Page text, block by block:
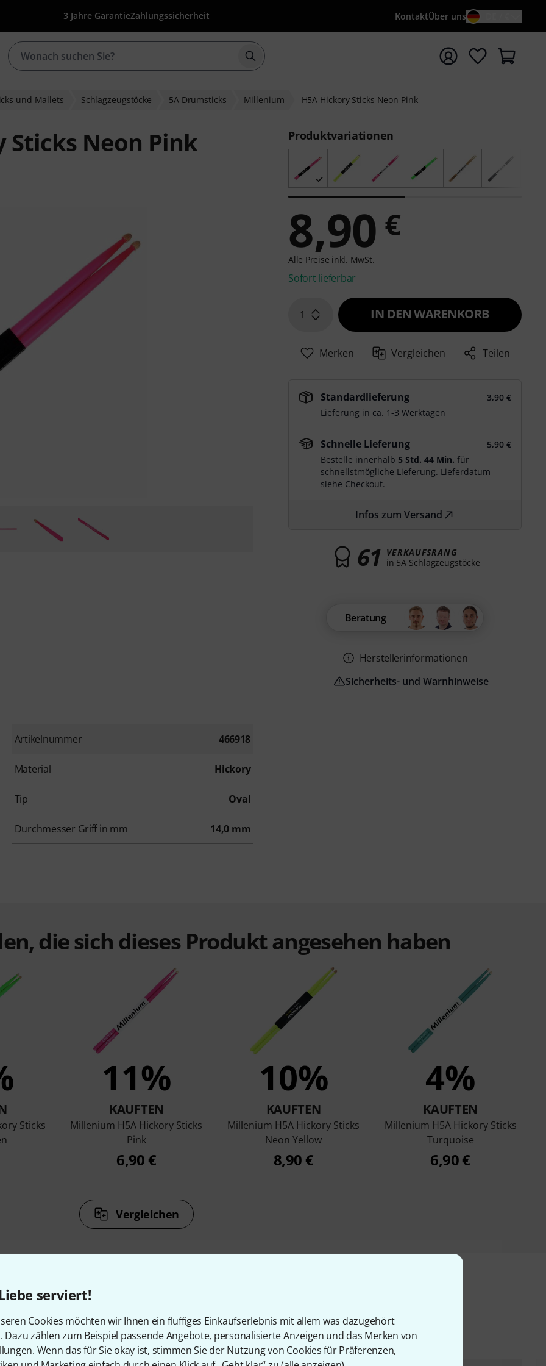
serviert!
Cookies möchten wir Ihnen ein fluffiges Einkaufserlebnis mit allem was dazugehört
Dazu zählen zum Beispiel passende Angebote, personalisierte Anzeigen und das Merken von
Wenn das für Sie okay ist, stimmen Sie der Nutzung von Cookies für Präferenzen,
3 Jahre GarantieZahlungssicherheit KontaktÜber uns
Suche mit Suchwort {searchTerm} starten
und Mallets Schlagzeugstöcke 5A Drumsticks Millenium H5A Hickory Sticks Neon Pink
Neon Pink
Artikelnummer 466918
Material Hickory
Tip Oval
Durchmesser Griff in mm 14,0 mm
Produktvariationen
8,90 €
Alle Preise inkl. MwSt.
Sofort lieferbar
1 IN DEN WARENKORB
Merken Vergleichen Teilen
Standardlieferung
3,90 €
Lieferung in ca. 1-3 Werktagen
Schnelle Lieferung
5,90 €
Bestelle innerhalb 5 Std. 44 Min. für
schnellstmögliche Lieferung. Lieferdatum
siehe Checkout.
Infos zum Versand
61 VERKAUFSRANG
in 5A Schlagzeugstöcke
Beratung
Herstellerinformationen
Sicherheits- und Warnhinweise
die sich dieses Produkt angesehen haben
Sticks
11%
KAUFTEN
Millenium H5A Hickory Sticks
Pink
6,90 €
10%
KAUFTEN
Millenium H5A Hickory Sticks
Neon Yellow
8,90 €
4%
KAUFTEN
Millenium H5A Hickory Sticks
Turquoise
6,90 €
Vergleichen
& passende Artikel